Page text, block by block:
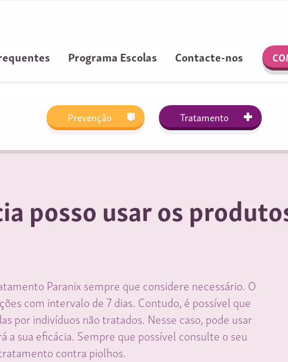
Programa Escolas Contacte-nos
Prevenção Tratamento
posso usar os
Paranix sempre que considere necessário. O
com intervalo de 7 dias. Contudo, é possível que
por indivíduos não tratados. Nesse caso, pode usar
sua eficácia. Sempre que possível consulte o seu
contra piolhos.